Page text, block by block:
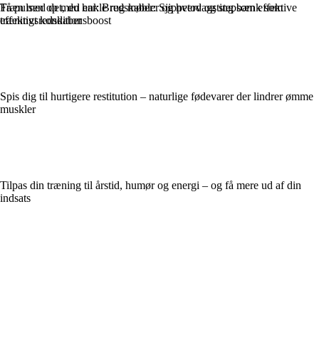
Træn med det, du har: Brug møbler og hverdagsting som effektive
træningsredskaber
Spis dig til hurtigere restitution – naturlige fødevarer der lindrer ømme
muskler
Tilpas din træning til årstid, humør og energi – og få mere ud af din
indsats
Få pulsen op med enkle redskaber: Sjippetov og stepbænk som
effektivt konditionsboost